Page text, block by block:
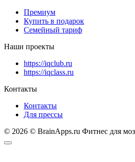
Премиум
Купить в подарок
Семейный тариф
Наши проекты
https://iqclub.ru
https://iqclass.ru
Контакты
Контакты
Для прессы
© 2026 © BrainApps.ru Фитнес для